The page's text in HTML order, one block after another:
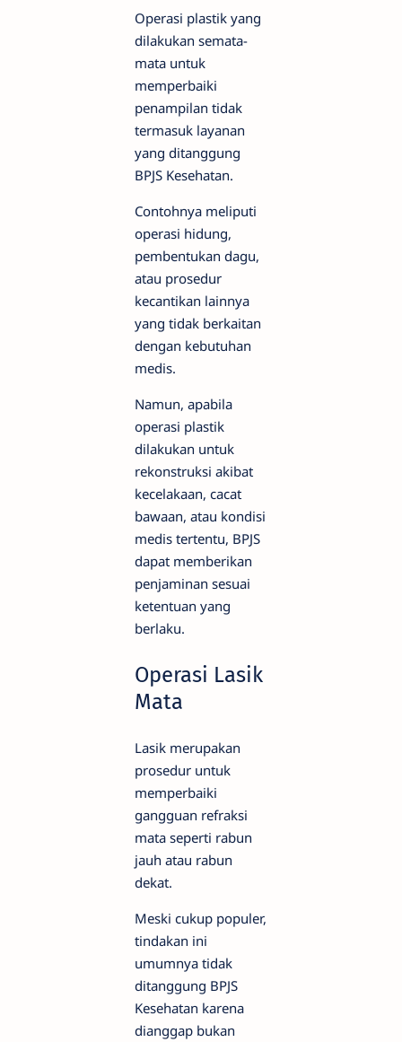
Operasi plastik yang
dilakukan semata-
mata untuk
memperbaiki
penampilan tidak
termasuk layanan
yang ditanggung
BPJS Kesehatan.
Contohnya meliputi
operasi hidung,
pembentukan dagu,
atau prosedur
kecantikan lainnya
yang tidak berkaitan
dengan kebutuhan
medis.
Namun, apabila
operasi plastik
dilakukan untuk
rekonstruksi akibat
kecelakaan, cacat
bawaan, atau kondisi
medis tertentu, BPJS
dapat memberikan
penjaminan sesuai
ketentuan yang
berlaku.
Operasi Lasik
Mata
Lasik merupakan
prosedur untuk
memperbaiki
gangguan refraksi
mata seperti rabun
jauh atau rabun
dekat.
Meski cukup populer,
tindakan ini
umumnya tidak
ditanggung BPJS
Kesehatan karena
dianggap bukan